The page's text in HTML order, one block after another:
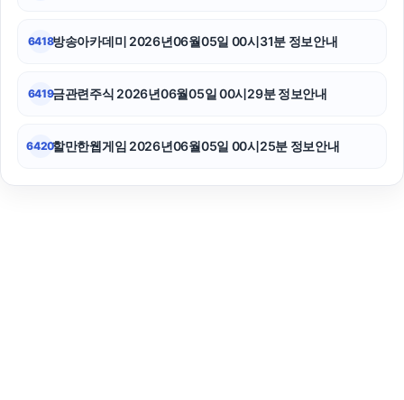
6418방송아카데미 2026년06월05일 00시31분 정보안내
6419금관련주식 2026년06월05일 00시29분 정보안내
6420할만한웹게임 2026년06월05일 00시25분 정보안내